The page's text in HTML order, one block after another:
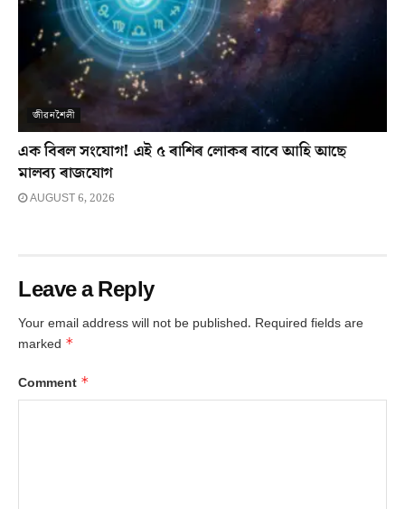
জীৱনশৈলী
এক বিৰল সংযোগ! এই ৫ ৰাশিৰ লোকৰ বাবে আহি আছে
মালব্য ৰাজযোগ
AUGUST 6, 2026
Leave a Reply
Your email address will not be published. Required fields are
marked *
Comment *